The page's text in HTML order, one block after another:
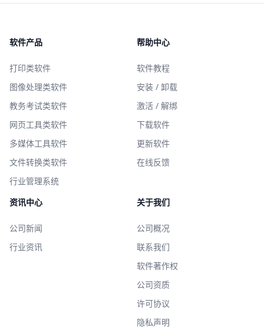
软件产品
打印类软件
图像处理类软件
教务考试类软件
网页工具类软件
多媒体工具软件
文件转换类软件
行业管理系统
帮助中心
软件教程
安装 / 卸载
激活 / 解绑
下载软件
更新软件
在线反馈
资讯中心
公司新闻
行业资讯
关于我们
公司概况
联系我们
软件著作权
公司资质
许可协议
隐私声明